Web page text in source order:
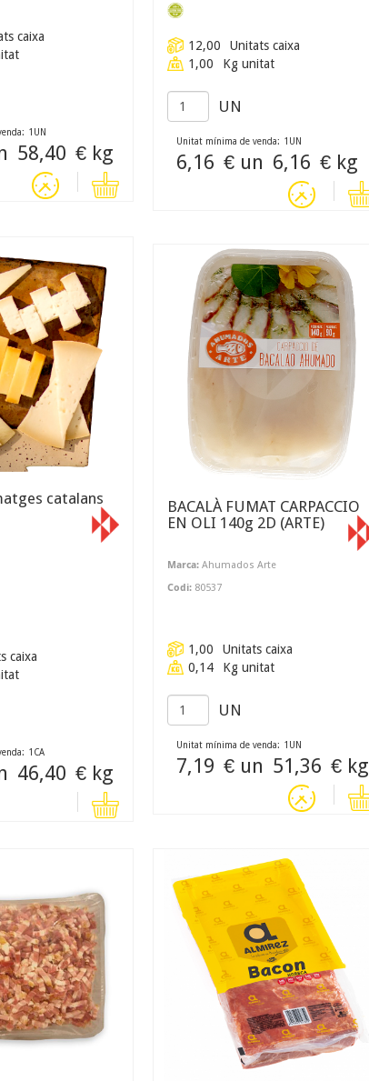
caixa
1 UN
58,40 € kg
12,00
Unitats caixa
1,00
Kg unitat
UN
Unitat mínima de venda: 1 UN
6,16 € un 6,16 € kg
catalans
caixa
1 CA
46,40 € kg
BACALÀ FUMAT CARPACCIO
EN OLI 140g 2D (ARTE)
Marca: Ahumados Arte
Codi: 80537
1,00
Unitats caixa
0,14
Kg unitat
UN
Unitat mínima de venda: 1 UN
7,19 € un 51,36 € kg